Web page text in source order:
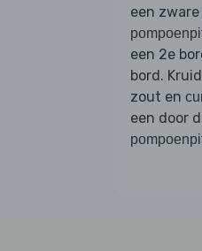
een
een 2e
bord.
zout en
een door